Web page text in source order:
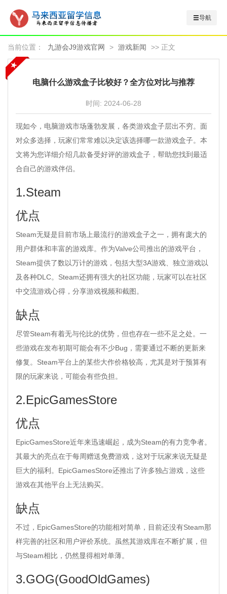
导航
当前位置： 九游会J9游戏官网 > 游戏新闻 >> 正文
电脑什么游戏盒子比较好？全方位对比与推荐
时间: 2024-06-28
现如今，电脑游戏市场蓬勃发展，各类游戏盒子层出不穷。面
对众多选择，玩家们常常难以决定该选择哪一款游戏盒子。本
文将为您详细介绍几款备受好评的游戏盒子，帮助您找到最适
合自己的游戏伴侣。
1.Steam
优点
Steam无疑是目前市场上最流行的游戏盒子之一，拥有庞大的
用户群体和丰富的游戏库。作为Valve公司推出的游戏平台，
Steam提供了数以万计的游戏，包括大型3A游戏、独立游戏以
及各种DLC。Steam还拥有强大的社区功能，玩家可以在社区
中交流游戏心得，分享游戏视频和截图。
缺点
尽管Steam有着无与伦比的优势，但也存在一些不足之处。一
些游戏在发布初期可能会有不少Bug，需要通过不断的更新来
修复。Steam平台上的某些大作价格较高，尤其是对于预算有
限的玩家来说，可能会有些负担。
2.EpicGamesStore
优点
EpicGamesStore近年来迅速崛起，成为Steam的有力竞争者。
其最大的亮点在于每周赠送免费游戏，这对于玩家来说无疑是
巨大的福利。EpicGamesStore还推出了许多独占游戏，这些
游戏在其他平台上无法购买。
缺点
不过，EpicGamesStore的功能相对简单，目前还没有Steam那
样完善的社区和用户评价系统。虽然其游戏库在不断扩展，但
与Steam相比，仍然显得相对单薄。
3.GOG(GoodOldGames)